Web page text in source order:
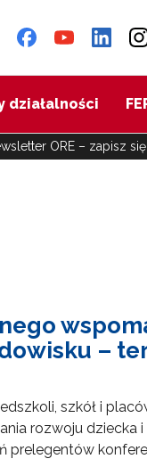
działalności
ORE – zapisz się!
–
szkół i
rozwoju dziecka
prelegentów